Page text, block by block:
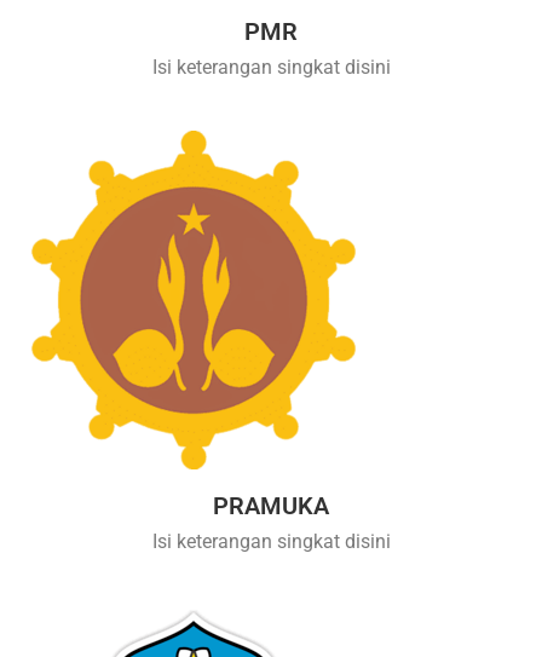
PMR
Isi keterangan singkat disini
PRAMUKA
Isi keterangan singkat disini